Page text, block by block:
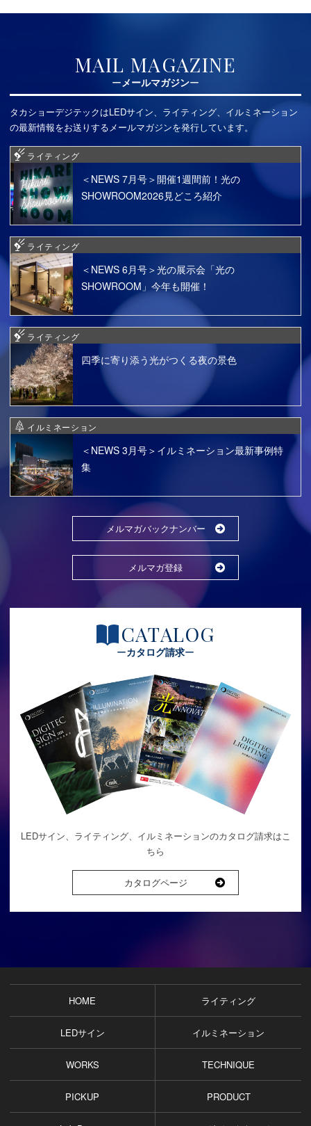
MAIL MAGAZINE
メールマガジン
タカショーデジテックはLEDサイン、ライティング、イルミネーション
の最新情報をお送りするメールマガジンを発行しています。
ライティング
＜NEWS 7月号＞開催1週間前！光の
SHOWROOM2026見どころ紹介
ライティング
＜NEWS 6月号＞光の展示会「光の
SHOWROOM」今年も開催！
ライティング
四季に寄り添う光がつくる夜の景色
イルミネーション
＜NEWS 3月号＞イルミネーション最新事例特
集
メルマガバックナンバー
メルマガ登録
CATALOG
カタログ請求
LEDサイン、ライティング、イルミネーションのカタログ請求はこ
ちら
カタログページ
HOME ライティング
LEDサイン イルミネーション
WORKS TECHNIQUE
PICKUP PRODUCT